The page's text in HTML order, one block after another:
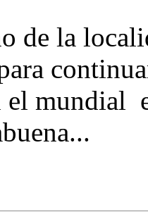
de la
el mundial